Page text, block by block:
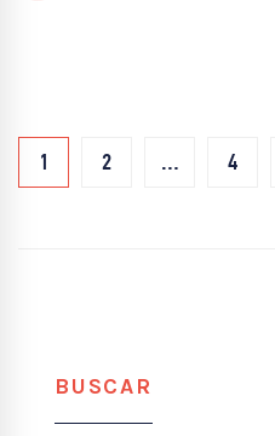
1 2 … 4
BUSCAR